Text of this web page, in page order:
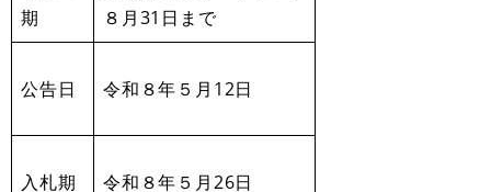
期
８月31日まで
公告日 令和８年５月12日
入札期
令和８年５月26日